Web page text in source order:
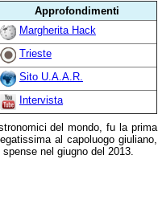
Approfondimenti
Margherita Hack
Trieste
Sito U.A.A.R.
Intervista
del mondo, fu la prima
al capoluogo giuliano,
nel giugno del 2013.